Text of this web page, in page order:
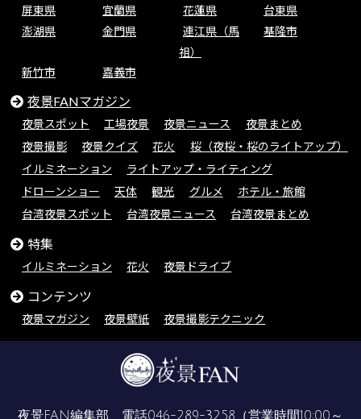
屏東県
宜蘭県 花蓮県
台東県
澎湖県
金門県
連江県（馬
祖）
基隆市
新竹市 嘉義市
夜景FANマガジン
夜景スポット 工場夜景 夜景ニュース
夜景まとめ
夜景撮影
夜景クイズ 花火
桜（夜桜・桜のライトアップ）
イルミネーション
ライトアップ・ライティング
ドローンショー
天体 観光 グルメ
ホテル・旅館
台湾夜景スポット
台湾夜景ニュース 台湾夜景まとめ
特集
イルミネーション 花火 夜景ドライブ
コンテンツ
夜景マガジン 夜景壁紙 夜景撮影テクニック
夜景FAN編集部 電話046-289-3258 （営業時間10:00～